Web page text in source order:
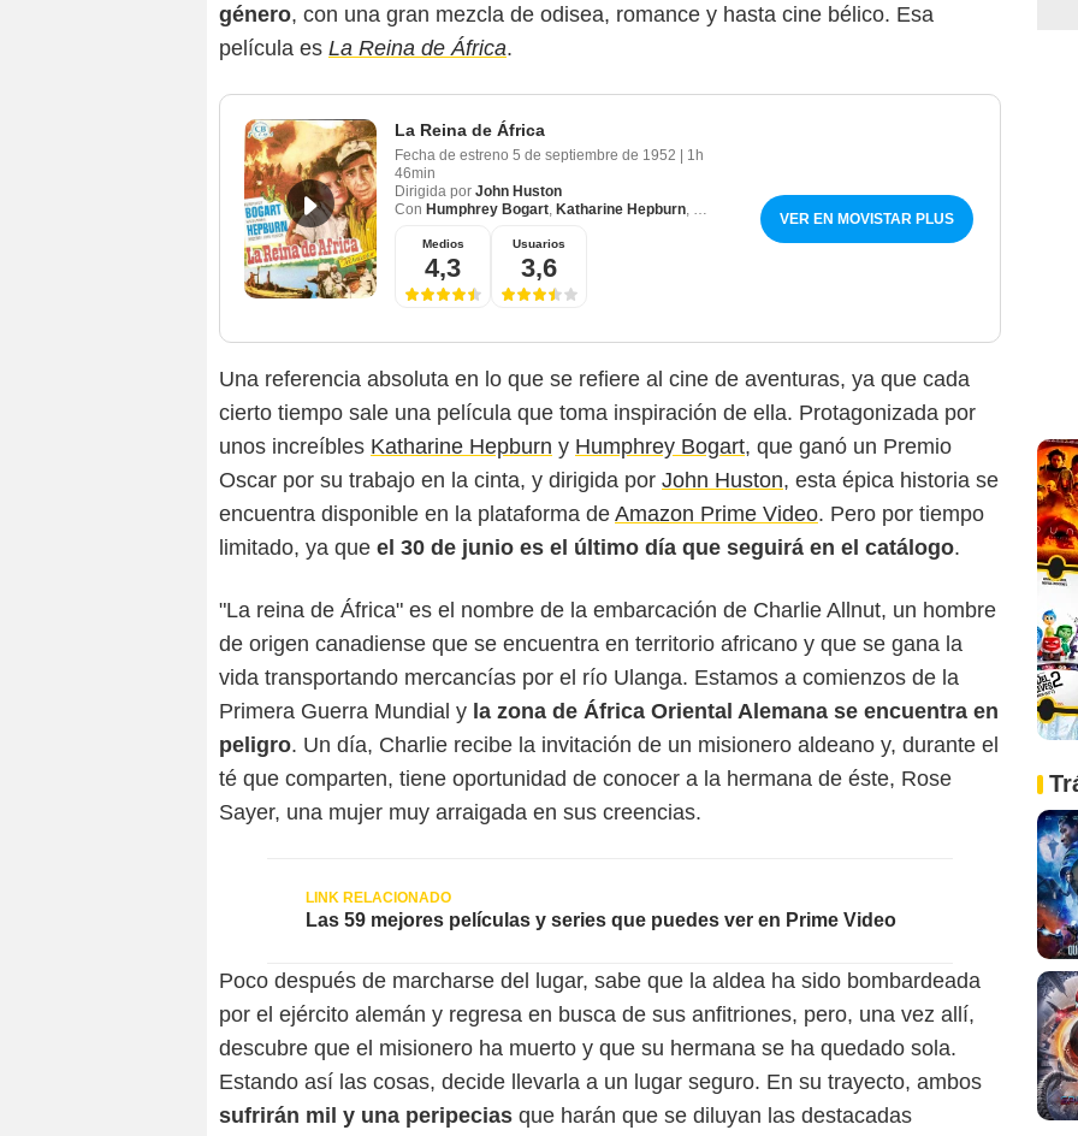
género, con una gran mezcla de odisea, romance y hasta cine bélico. Esa
película es La Reina de África.
La Reina de África
Fecha de estreno 5 de septiembre de 1952
1h
46min
Dirigida por John Huston
Con Humphrey Bogart, Katharine Hepburn, Robert Morley
Medios
4,3
Usuarios
3,6
VER EN MOVISTAR PLUS
Una referencia absoluta en lo que se refiere al cine de aventuras, ya que cada
cierto tiempo sale una película que toma inspiración de ella. Protagonizada por
unos increíbles Katharine Hepburn y Humphrey Bogart, que ganó un Premio
Oscar por su trabajo en la cinta, y dirigida por John Huston, esta épica historia se
encuentra disponible en la plataforma de Amazon Prime Video. Pero por tiempo
limitado, ya que el 30 de junio es el último día que seguirá en el catálogo.
"La reina de África" es el nombre de la embarcación de Charlie Allnut, un hombre
de origen canadiense que se encuentra en territorio africano y que se gana la
vida transportando mercancías por el río Ulanga. Estamos a comienzos de la
Primera Guerra Mundial y la zona de África Oriental Alemana se encuentra en
peligro. Un día, Charlie recibe la invitación de un misionero aldeano y, durante el
té que comparten, tiene oportunidad de conocer a la hermana de éste, Rose
Sayer, una mujer muy arraigada en sus creencias.
Las 59 mejores películas y series que puedes ver en Prime Video
Poco después de marcharse del lugar, sabe que la aldea ha sido bombardeada
por el ejército alemán y regresa en busca de sus anfitriones, pero, una vez allí,
descubre que el misionero ha muerto y que su hermana se ha quedado sola.
Estando así las cosas, decide llevarla a un lugar seguro. En su trayecto, ambos
sufrirán mil y una peripecias que harán que se diluyan las destacadas